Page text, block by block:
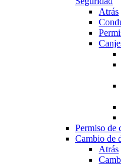
Atrás
Permiso de
Cambio de
Atrás